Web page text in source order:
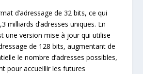
d’adressage de 32 bits, ce qui
milliards d’adresses uniques. En
une version mise à jour qui utilise
de 128 bits, augmentant de
le nombre d’adresses possibles,
pour accueillir les futures